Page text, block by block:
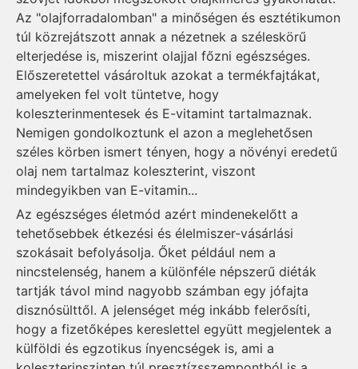
Az "olajforradalomban" a minőségen és esztétikumon
túl közrejátszott annak a nézetnek a széleskörű
elterjedése is, miszerint olajjal főzni egészséges.
Előszeretettel vásároltuk azokat a termékfajtákat,
amelyeken fel volt tüntetve, hogy
koleszterinmentesek és E-vitamint tartalmaznak.
Nemigen gondolkoztunk el azon a meglehetősen
széles körben ismert tényen, hogy a növényi eredetű
olaj nem tartalmaz koleszterint, viszont
mindegyikben van E-vitamin...
Az egészséges életmód azért mindenekelőtt a
tehetősebbek étkezési és élelmiszer-vásárlási
szokásait befolyásolja. Őket például nem a
nincstelenség, hanem a különféle népszerű diéták
tartják távol mind nagyobb számban egy jófajta
disznósülttől. A jelenséget még inkább felerősíti,
hogy a fizetőképes kereslettel együtt megjelentek a
külföldi és egzotikus ínyencségek is, ami a